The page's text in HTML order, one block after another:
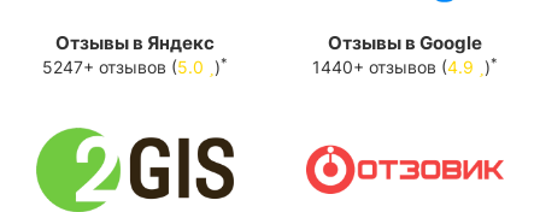
Отзывы в Яндекс
5247+ отзывов (5.0 )*
Отзывы в Google
1440+ отзывов (4.9 )*